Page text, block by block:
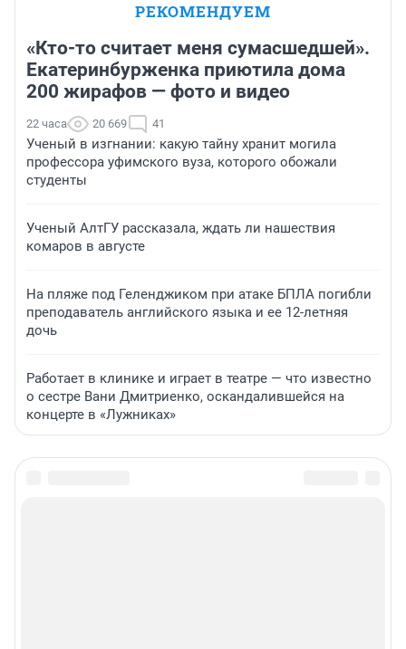
РЕКОМЕНДУЕМ
«Кто-то считает меня сумасшедшей».
Екатеринбурженка приютила дома
200 жирафов — фото и видео
22 часа 20 669 41
Ученый в изгнании: какую тайну хранит могила
профессора уфимского вуза, которого обожали
студенты
Ученый АлтГУ рассказала, ждать ли нашествия
комаров в августе
На пляже под Геленджиком при атаке БПЛА погибли
преподаватель английского языка и ее 12-летняя
дочь
Работает в клинике и играет в театре — что известно
о сестре Вани Дмитриенко, оскандалившейся на
концерте в «Лужниках»